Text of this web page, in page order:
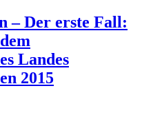
– Der erste Fall:
Landes
2015